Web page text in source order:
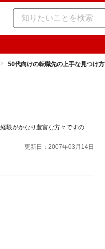
50代向けの転職先の上手な見つけ方
験がかなり豊富な方々ですの
更新日：2007年03月14日